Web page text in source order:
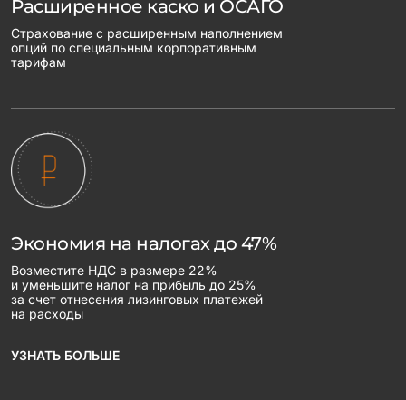
Расширенное каско и ОСАГО
Страхование с расширенным наполнением
опций по специальным корпоративным
тарифам
Экономия на налогах до 47%
Возместите НДС в размере 22%
и уменьшите налог на прибыль до 25%
за счет отнесения лизинговых платежей
на расходы
УЗНАТЬ БОЛЬШЕ